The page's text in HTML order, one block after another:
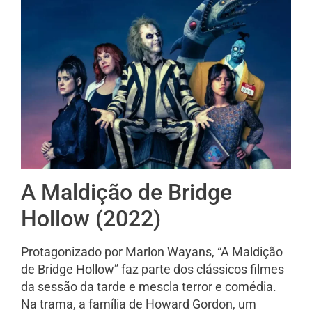
A Maldição de Bridge
Hollow (2022)
Protagonizado por Marlon Wayans, “A Maldição
de Bridge Hollow” faz parte dos clássicos filmes
da sessão da tarde e mescla terror e comédia.
Na trama, a família de Howard Gordon, um